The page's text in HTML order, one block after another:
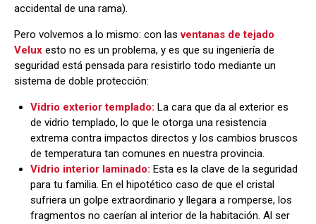
accidental de una rama).
Pero volvemos a lo mismo: con lasventanas de tejado
Velux esto no es un problema, y es que su ingeniería de
seguridad está pensada para resistirlo todo mediante un
sistema de doble protección:
Vidrio exterior templado: La cara que da al exterior es
de vidrio templado, lo que le otorga una resistencia
extrema contra impactos directos y los cambios bruscos
de temperatura tan comunes en nuestra provincia.
Vidrio interior laminado: Esta es la clave de la seguridad
para tu familia. En el hipotético caso de que el cristal
sufriera un golpe extraordinario y llegara a romperse, los
fragmentos no caerían al interior de la habitación. Al ser